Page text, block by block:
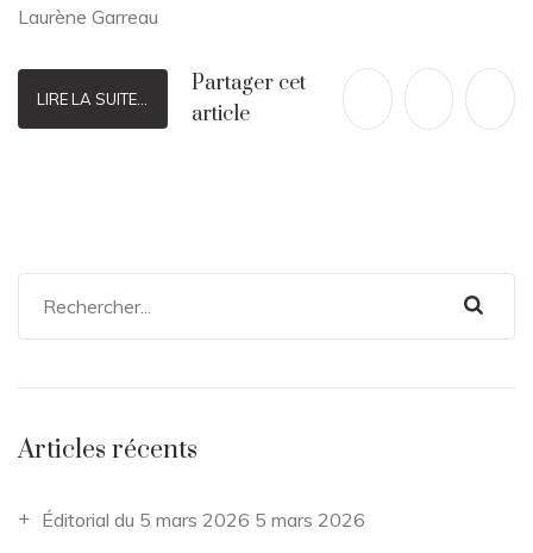
Laurène Garreau
LIRE LA SUITE...
Partager cet
article
Articles récents
Éditorial du 5 mars 2026 5 mars 2026